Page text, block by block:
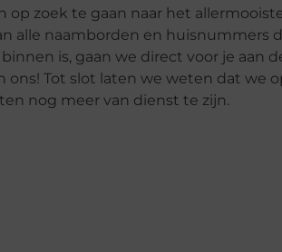
zoek te gaan naar het
alle naamborden en huisnummers
is, gaan we direct voor je aan
Tot slot laten we weten dat we
nog meer van dienst te zijn.